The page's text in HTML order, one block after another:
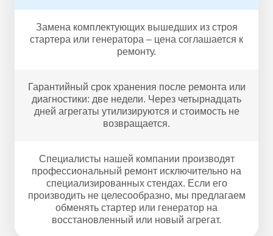
Замена комплектующих вышедших из строя
стартера или генератора – цена соглашается к
ремонту.
Гарантийный срок хранения после ремонта или
диагностики: две недели. Через четырнадцать
дней агрегаты утилизируются и стоимость не
возвращается.
Специалисты нашей компании производят
профессиональный ремонт исключительно на
специализированных стендах. Если его
производить не целесообразно, мы предлагаем
обменять стартер или генератор на
восстановленный или новый агрегат.